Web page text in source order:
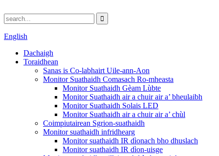
English
Dachaigh
Toraidhean
Sanas is Co-labhairt Uile-ann-Aon
Monitor Suathaidh Comasach Ro-mheasta
Monitor Suathaidh Gèam Lùbte
Monitor Suathaidh air a chuir air a’ bheulaibh
Monitor Suathaidh Solais LED
Monitor Suathaidh air a chuir air a’ chùl
Coimpiutairean Sgrion-suathaidh
Monitor suathaidh infridhearg
Monitor suathaidh IR dìonach bho dhuslach
Monitor suathaidh IR dìon-uisge